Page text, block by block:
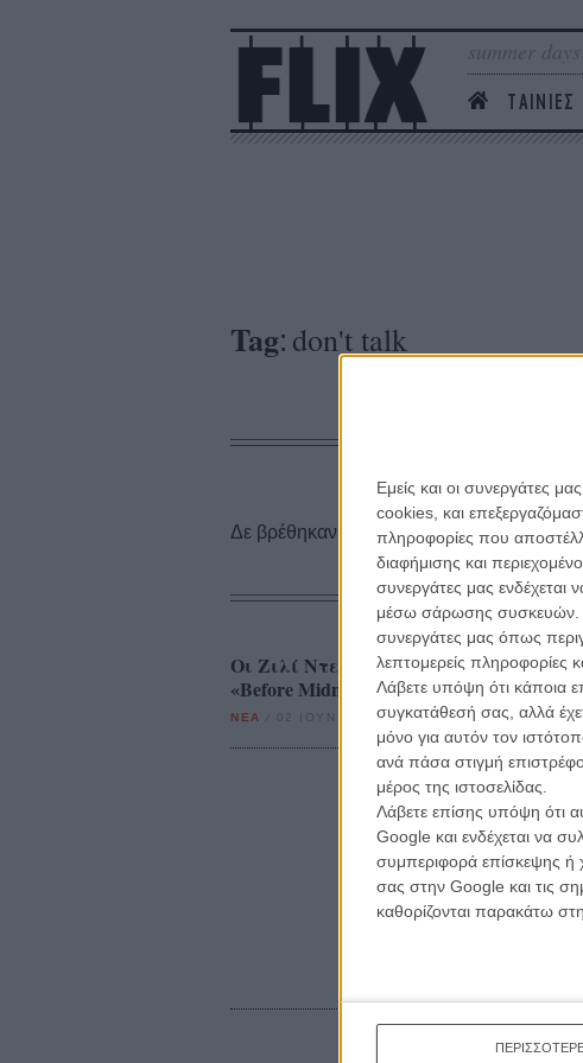
Εμείς και οι συνεργάτες
cookies, και
πληροφορίες που
διαφήμισης και
συνεργάτες μας ενδέχεται
μέσω σάρωσης συσκευών.
συνεργάτες μας όπως
λεπτομερείς πληροφορίες
Λάβετε υπόψη ότι κάποια
συγκατάθεσή σας, αλλά
μόνο για αυτόν τον
ανά πάσα στιγμή
μέρος της ιστοσελίδας.
Λάβετε επίσης υπόψη ότι
Google και ενδέχεται να
συμπεριφορά επίσκεψης ή
σας στην Google και τις
καθορίζονται παρακάτω
summer days
ΤΑΙΝΙΕΣ
Tag: don't talk
Δε βρέθηκαν σχετικές κριτικές ταινιών.
Οι Ζιλί Ντελπί και Ιθαν Χοκ
«Before Midnight»: f*ck off!
ΝΕΑ 02 ΙΟΥΝ 2013/ Πόλυ Λυκούργου